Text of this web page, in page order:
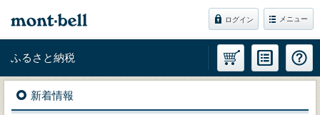
ログイン メニュー
ふるさと納税
新着情報